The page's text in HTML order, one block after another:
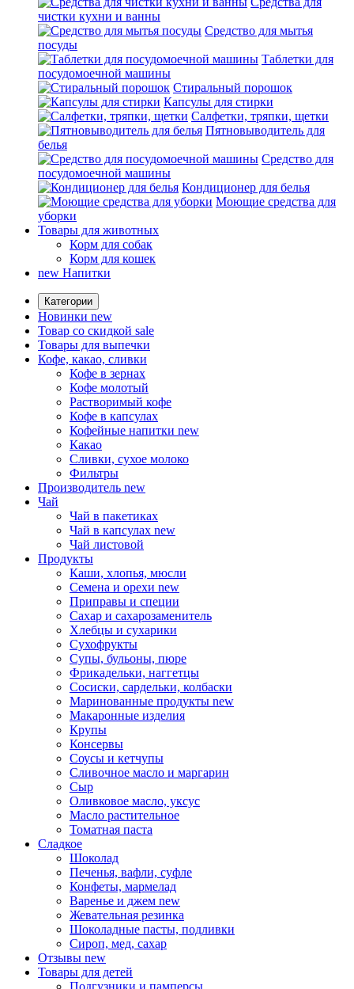
чистки кухни и ванны
Средство для мытья
посуды
Таблетки для
посудомоечной машины
Стиральный порошок
Капсулы для стирки
Салфетки, тряпки, щетки
Пятновыводитель для
белья
Средство для
посудомоечной машины
Кондиционер для белья
Моющие средства для
уборки
Товары для животных
Корм для собак
Корм для кошек
new Напитки
Категории
Новинки new
Товар со скидкой sale
Товары для выпечки
Кофе, какао, сливки
Кофе в зернах
Кофе молотый
Растворимый кофе
Кофе в капсулах
Кофейные напитки new
Какао
Сливки, сухое молоко
Фильтры
Производитель new
Чай
Чай в пакетиках
Чай в капсулах new
Чай листовой
Продукты
Каши, хлопья, мюсли
Семена и орехи new
Приправы и специи
Сахар и сахарозаменитель
Хлебцы и сухарики
Сухофрукты
Супы, бульоны, пюре
Фрикадельки, наггетцы
Сосиски, сардельки, колбаски
Маринованные продукты new
Макаронные изделия
Крупы
Консервы
Соусы и кетчупы
Сливочное масло и маргарин
Сыр
Оливковое масло, уксус
Масло растительное
Томатная паста
Сладкое
Шоколад
Печенья, вафли, суфле
Конфеты, мармелад
Варенье и джем new
Жевательная резинка
Шоколадные пасты, подливки
Сироп, мед, сахар
Отзывы new
Товары для детей
Подгузники и памперсы